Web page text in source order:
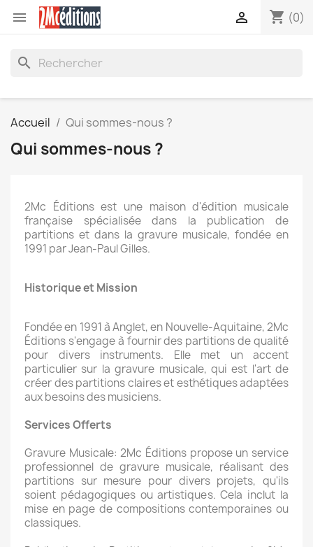
 shopping_cart (0)

search
Accueil Qui sommes-nous ?
Qui sommes-nous ?
2Mc Éditions est une maison d'édition musicale
française spécialisée dans la publication de
partitions et dans la gravure musicale, fondée en
1991 par Jean-Paul Gilles.
Historique et Mission
Fondée en 1991 à Anglet, en Nouvelle-Aquitaine, 2Mc
Éditions s'engage à fournir des partitions de qualité
pour divers instruments. Elle met un accent
particulier sur la gravure musicale, qui est l'art de
créer des partitions claires et esthétiques adaptées
aux besoins des musiciens.
Services Offerts
Gravure Musicale: 2Mc Éditions propose un service
professionnel de gravure musicale, réalisant des
partitions sur mesure pour divers projets, qu'ils
soient pédagogiques ou artistiques. Cela inclut la
mise en page de compositions contemporaines ou
classiques.